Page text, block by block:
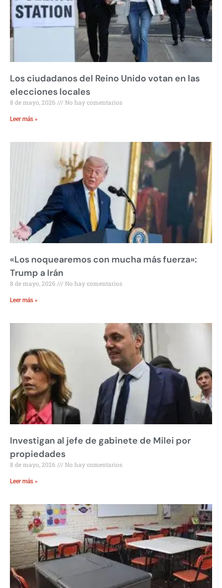
Los ciudadanos del Reino Unido votan en las
elecciones locales
8 de mayo, 2026 No hay comentarios
Leer más »
«Los noquearemos con mucha más fuerza»:
Trump a Irán
8 de mayo, 2026 No hay comentarios
Leer más »
Investigan al jefe de gabinete de Milei por
propiedades
8 de mayo, 2026 No hay comentarios
Leer más »